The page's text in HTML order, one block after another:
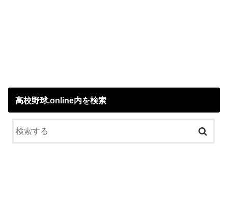
高校野球.online内を検索